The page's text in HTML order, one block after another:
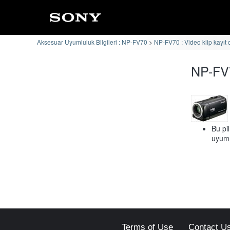
Aksesuar Uyumluluk Bilgileri : NP-FV70 NP-FV70 : Video klip kayıt
NP-
Bu
Terms of Use Contact